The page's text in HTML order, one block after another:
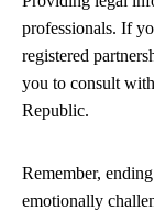
professionals. If
registered
you to consult
Republic.
Remember,
emotionally